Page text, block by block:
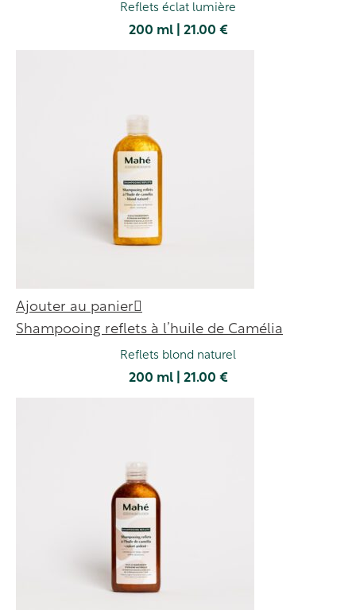
Reflets éclat lumière
200 ml | 21.00 €
Ajouter au panier
Shampooing reflets à l’huile de Camélia
Reflets blond naturel
200 ml | 21.00 €